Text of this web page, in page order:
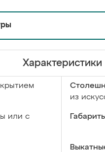
Характеристики
из
или с